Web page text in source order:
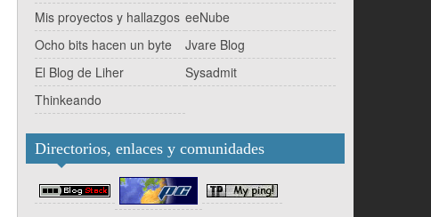
Mis proyectos y hallazgos eeNube
Ocho bits hacen un byte
Jvare Blog
El Blog de Liher
Sysadmit
Thinkeando
Directorios, enlaces y comunidades